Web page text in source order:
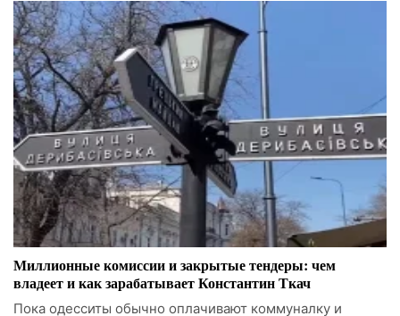
Миллионные комиссии и закрытые тендеры: чем
владеет и как зарабатывает Константин Ткач
Пока одесситы обычно оплачивают коммуналку и